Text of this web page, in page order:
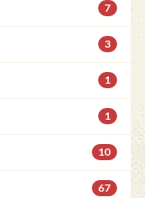
7
3
1
1
10
67